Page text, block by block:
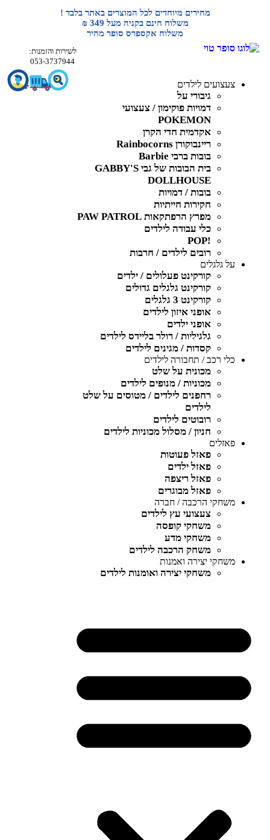
מחירים מיוחדים לכל המוצרים באתר בלבד !
משלוח חינם בקניה מעל 349 ₪
משלוח אקספרס סופר מהיר
לשירות והזמנות:
053-3737944
צעצועים לילדים
גיבורי על
דמויות פוקימון / צעצועי
POKEMON
אקדמית חדי הקרן
ריינבוקורן Rainbocorns
בובות ברבי Barbie
בית הבובות של גבי GABBY'S
DOLLHOUSE
בובות / דמויות
חקירות חייתיות
מפרץ הרפתקאות PAW PATROL
כלי עבודה לילדים
!POP
רובים לילדים / חרבות
על גלגלים
קורקינט פעלולים / ילדים
קורקינט גלגלים גדולים
קורקינט 3 גלגלים
אופני איזון לילדים
אופני ילדים
גלגיליות / רולר בליידס לילדים
קסדות / מגינים לילדים
כלי רכב / תחבורה לילדים
מכונית על שלט
מכוניות / מנופים לילדים
רחפנים לילדים / מטוסים על שלט
לילדים
רובוטים לילדים
חניון / מסלול מכוניות לילדים
פאזלים
פאזל פעוטות
פאזל ילדים
פאזל ריצפה
פאזל מבוגרים
משחקי הרכבה / חברה
צעצועי עץ לילדים
משחקי קופסה
משחקי מדע
משחק הרכבה לילדים
משחקי יצירה ואמנות
משחקי יצירה ואומנות לילדים